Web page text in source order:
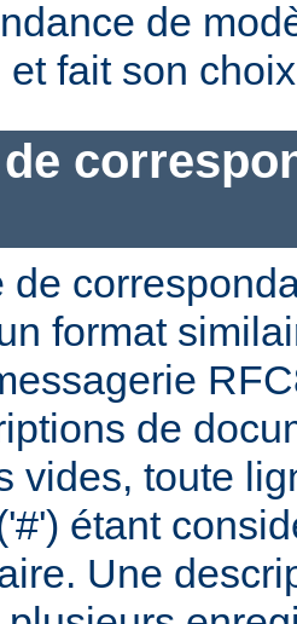
de
et fait son
de
format
de
vides, toute
étant
Une